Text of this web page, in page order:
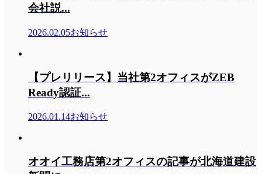
会社説...
2026.02.05お知らせ
【プレリリース】当社第2オフィスがZEB
Ready認証...
2026.01.14お知らせ
オオイ工務店第2オフィスの記事が北海道建設